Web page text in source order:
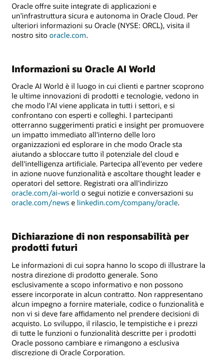
Oracle offre suite integrate di applicazioni e
un'infrastruttura sicura e autonoma in Oracle Cloud. Per
ulteriori informazioni su Oracle (NYSE: ORCL), visita il
nostro sito oracle.com.
Informazioni su Oracle AI World
Oracle AI World è il luogo in cui clienti e partner scoprono
le ultime innovazioni di prodotti e tecnologie, vedono in
che modo l'AI viene applicata in tutti i settori, e si
confrontano con esperti e colleghi. I partecipanti
otterranno suggerimenti pratici e insight per promuovere
un impatto immediato all'interno delle loro
organizzazioni ed esplorare in che modo Oracle sta
aiutando a sbloccare tutto il potenziale del cloud e
dell'intelligenza artificiale. Partecipa all'evento per vedere
in azione nuove funzionalità e ascoltare thought leader e
operatori del settore. Registrati ora all'indirizzo
oracle.com/ai-world o segui notizie e conversazioni su
oracle.com/news e linkedin.com/company/oracle.
Dichiarazione di non responsabilità per
prodotti futuri
Le informazioni di cui sopra hanno lo scopo di illustrare la
nostra direzione di prodotto generale. Sono
esclusivamente a scopo informativo e non possono
essere incorporate in alcun contratto. Non rappresentano
alcun impegno a fornire materiale, codice o funzionalità e
non vi si deve fare affidamento nel prendere decisioni di
acquisto. Lo sviluppo, il rilascio, le tempistiche e i prezzi
di tutte le funzioni o funzionalità descritte per i prodotti
Oracle possono cambiare e rimangono a esclusiva
discrezione di Oracle Corporation.